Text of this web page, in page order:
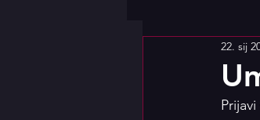
glumačke
Drama classes
22. sij